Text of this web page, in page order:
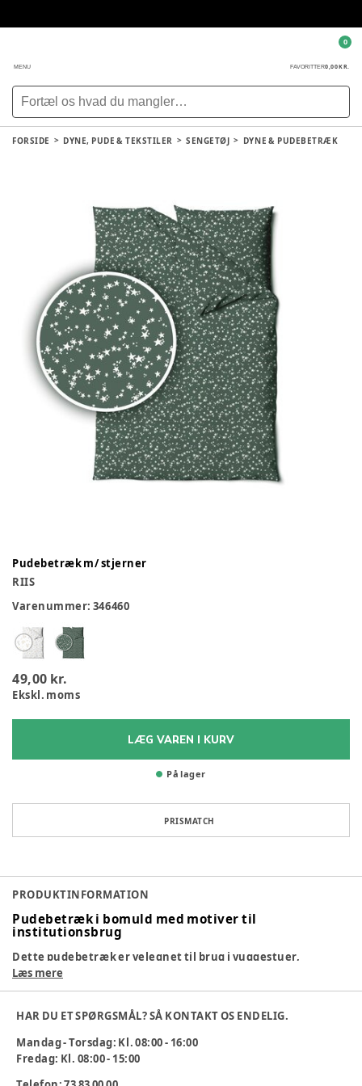
MENU FAVORITTER0,00 KR.
0
FORSIDE DYNE, PUDE & TEKSTILER SENGETØJ DYNE & PUDEBETRÆK
Pudebetræk m/ stjerner
RIIS
Varenummer: 346460
49,00 kr.
Ekskl. moms
LÆG VAREN I KURV
På lager
PRISMATCH
PRODUKTINFORMATION
Pudebetræk i bomuld med motiver til
institutionsbrug
Dette pudebetræk er velegnet til brug i vuggestuer,
dagpleje og børnehaver, hvor der er fokus på komfort,
hygiejne og slidstyrke i barnets hvilemiljø. Størrelsen passer
under hvile og søvn.
Læs mere
HAR DU ET SPØRGSMÅL? SÅ KONTAKT OS ENDELIG.
Mandag - Torsdag: Kl. 08:00 - 16:00
Fredag: Kl. 08:00 - 15:00